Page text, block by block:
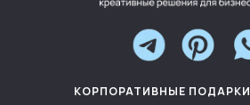
КОРПОРАТИВНЫЕ ПОДАРКИ